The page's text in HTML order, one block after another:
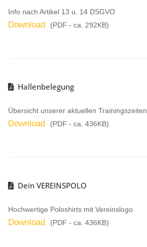
Info nach Artikel 13 u. 14 DSGVO
Download (PDF - ca. 292KB)
Hallenbelegung
Übersicht unserer aktuellen Trainingszeiten
Download (PDF - ca. 436KB)
Dein VEREINSPOLO
Hochwertige Poloshirts mit Vereinslogo
Download (PDF - ca. 436KB)